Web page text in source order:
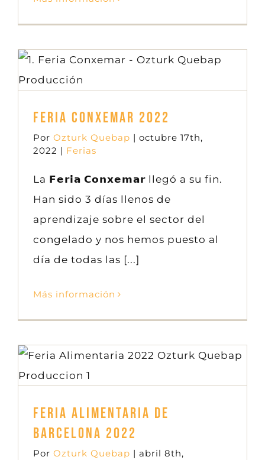
Feria Conxemar 2022
Por Ozturk Quebap | octubre 17th,
2022 | Ferias
La 𝗙𝗲𝗿𝗶𝗮 𝗖𝗼𝗻𝘅𝗲𝗺𝗮𝗿 llegó a su fin.
Han sido 3 días llenos de
aprendizaje sobre el sector del
congelado y nos hemos puesto al
día de todas las [...]
Más información
Feria Alimentaria de Barcelona 2022
Feria Alimentaria de
Barcelona 2022
Por Ozturk Quebap | abril 8th,